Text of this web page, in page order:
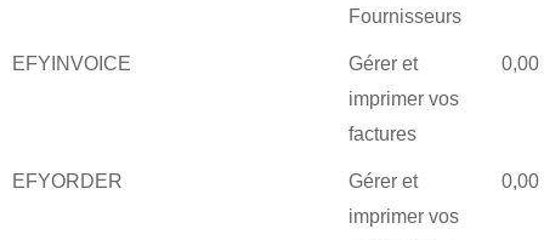
Fournisseurs
EFYINVOICE
Gérer et
imprimer vos
factures
0,00
EFYORDER
Gérer et
imprimer vos
0,00